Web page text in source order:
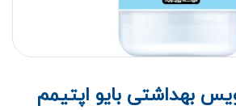
بهداشتی بایو اپتیمم